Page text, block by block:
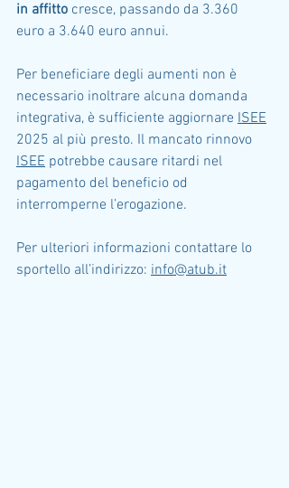
in affitto cresce, passando da 3.360
euro a 3.640 euro annui.
Per beneficiare degli aumenti non è
necessario inoltrare alcuna domanda
integrativa, è sufficiente aggiornare ISEE
2025 al più presto. Il mancato rinnovo
ISEE potrebbe causare ritardi nel
pagamento del beneficio od
interromperne l’erogazione.
Per ulteriori informazioni contattare lo
sportello all’indirizzo: info@atub.it